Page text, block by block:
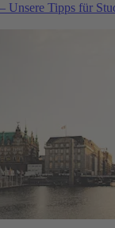
Unsere Tipps für